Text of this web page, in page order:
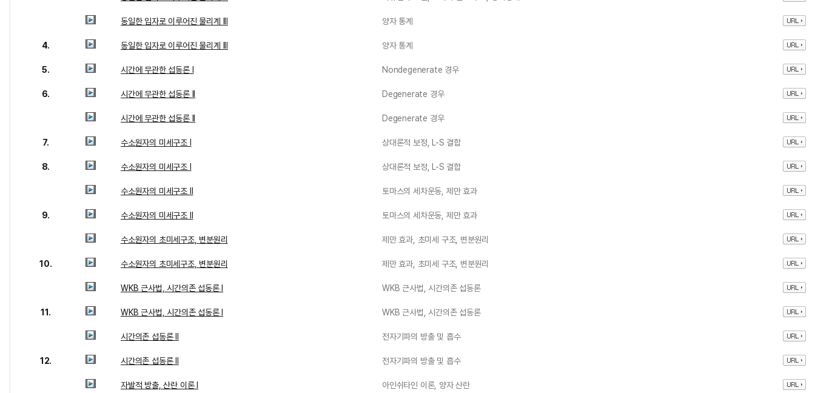
동일한 입자로 이루어진 물리계 III 양자 통계
4. 동일한 입자로 이루어진 물리계 III 양자 통계
5. 시간에 무관한 섭동론 I Nondegenerate 경우
6. 시간에 무관한 섭동론 II Degenerate 경우
시간에 무관한 섭동론 II Degenerate 경우
7. 수소원자의 미세구조 I 상대론적 보정, L-S 결합
8. 수소원자의 미세구조 I 상대론적 보정, L-S 결합
수소원자의 미세구조 II 토마스의 세차운동, 제만 효과
9. 수소원자의 미세구조 II 토마스의 세차운동, 제만 효과
수소원자의 초미세구조, 변분원리 제만 효과, 초미세 구조, 변분원리
10. 수소원자의 초미세구조, 변분원리 제만 효과, 초미세 구조, 변분원리
WKB 근사법, 시간의존 섭동론 I WKB 근사법, 시간의존 섭동론
11. WKB 근사법, 시간의존 섭동론 I WKB 근사법, 시간의존 섭동론
시간의존 섭동론 II 전자기파의 방출 및 흡수
12. 시간의존 섭동론 II 전자기파의 방출 및 흡수
자발적 방출, 산란 이론 I 아인쉬타인 이론, 양자 산란